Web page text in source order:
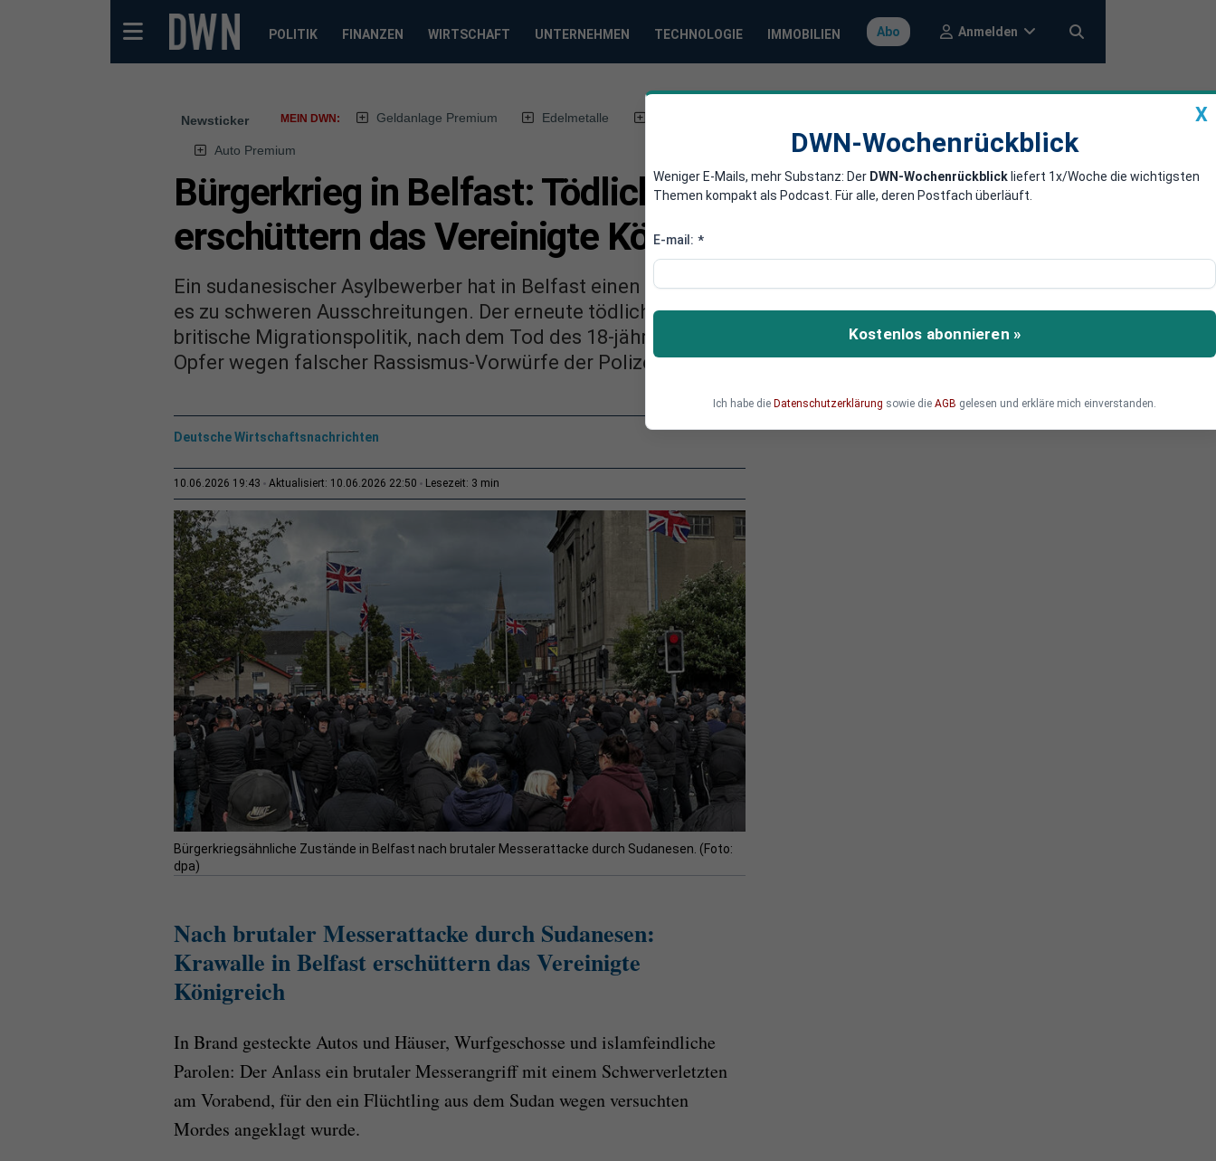
POLITIK FINANZEN WIRTSCHAFT UNTERNEHMEN TECHNOLOGIE IMMOBILIEN Abo Anmelden
Newsticker MEIN DWN: Geldanlage Premium Edelmetalle
Auto Premium
Bürgerkrieg in Belfast: Tödliche Messerattacken
erschüttern das Vereinigte Königreich
Ein sudanesischer Asylbewerber hat in Belfast einen Mann niedergestochen. Daraufhin kommt
es zu schweren Ausschreitungen. Der erneute tödliche Angriff befeuert die Debatte über die
britische Migrationspolitik, nach dem Tod des 18-jährigen britischen Studenten Henry Nowak, der
Opfer wegen falscher Rassismus-Vorwürfe der Polizei wurde.
Deutsche Wirtschaftsnachrichten
10.06.2026 19:43 Aktualisiert: 10.06.2026 22:50 Lesezeit: 3 min
Bürgerkriegsähnliche Zustände in Belfast nach brutaler Messerattacke durch Sudanesen. (Foto:
dpa)
Nach brutaler Messerattacke durch Sudanesen:
Krawalle in Belfast erschüttern das Vereinigte
Königreich
InBrand gesteckte Autos und Häuser, Wurfgeschosse und islamfeindliche
Parolen: Der Anlass ein brutaler Messerangriff mit einem Schwerverletzten
am Vorabend, für den ein Flüchtling aus dem Sudan wegen versuchten
Mordes angeklagt wurde.
X
DWN-Wochenrückblick
Weniger E-Mails, mehr Substanz: Der DWN-Wochenrückblick liefert 1x/Woche die wichtigsten
Themen kompakt als Podcast. Für alle, deren Postfach überläuft.
E-mail: *
Kostenlos abonnieren »
Ich habe die Datenschutzerklärung sowie die AGB gelesen und erkläre mich einverstanden.